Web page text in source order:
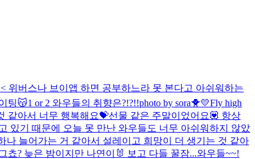
버스나 브이앱 하면 공부하느라 못 본다고 아쉬워하는
팅😽1 or 2 와우들의 취향은?!?!!photo by sora🐥💛Fly high
같아서 너무 행복해요💝선물 같은 주말이었어요💟 항상
있기 때문에 오늘 못 만난 와우들도 너무 아쉬워하지 않았
늘어가는 거 같아서 설레이고 희망이 더 생기는 것 같아
쵸? 늦은 밤이지만 나연이🐰 보고 다들 꿀잠...와우들~~!